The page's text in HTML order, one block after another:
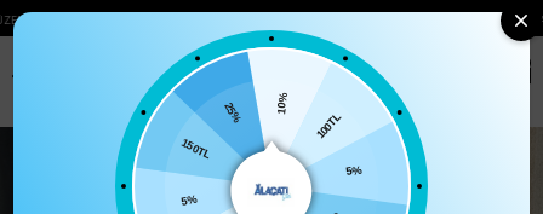
• 🛍️ YENI SEZON ÜRÜNLERINDE 2 ÜRÜN VE ÜZERI SIPARIŞLERDE
TÜM ÜRÜNLER 10% 100TL
5%
150TL
150TL
25%